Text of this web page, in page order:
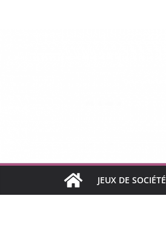
JEUX DE SOCIÉTÉ